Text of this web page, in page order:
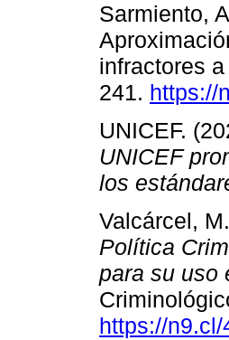
Sarmiento,
infractores
241. https://
UNICEF.
UNICEF
los
Valcárcel,
Política
para su uso
https://n9.cl/